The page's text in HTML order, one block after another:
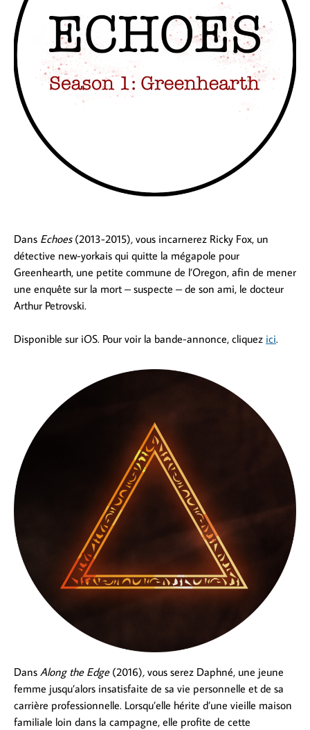
Dans Echoes(2013-2015), vous incarnerez Ricky Fox, un
détective new-yorkais qui quitte la mégapole pour
Greenhearth, une petite commune de l’Oregon, afin de mener
une enquête sur la mort – suspecte – de son ami, le docteur
Arthur Petrovski.
Disponible sur iOS. Pour voir la bande-annonce, cliquez ici.
Dans Along the Edge (2016), vous serez Daphné, une jeune
femme jusqu’alors insatisfaite de sa vie personnelle et de sa
carrière professionnelle. Lorsqu’elle hérite d’une vieille maison
familiale loin dans la campagne, elle profite de cette